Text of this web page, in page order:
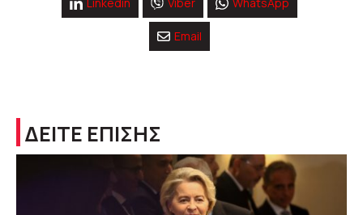
Linkedin Viber WhatsApp
Email
ΔΕΙΤΕ ΕΠΙΣΗΣ